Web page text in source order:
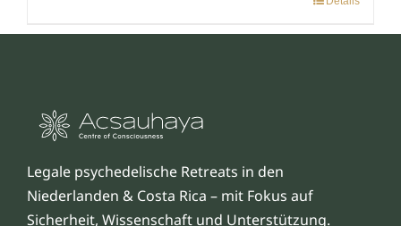
auf.
Optionen
können
auf
Legale psychedelische Retreats in den
Niederlanden & Costa Rica – mit Fokus auf
Sicherheit, Wissenschaft und Unterstützung.